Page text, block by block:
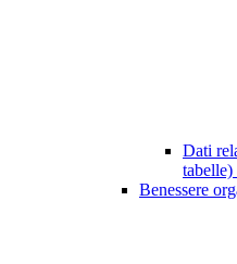
Dati
tabelle)
Benessere